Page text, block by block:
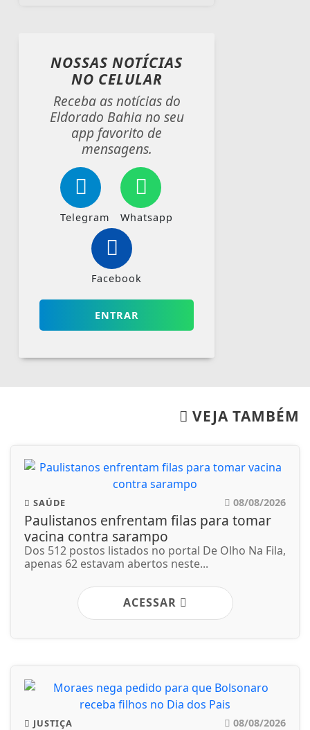
NOSSAS NOTÍCIAS
NO CELULAR
Receba as notícias do
Eldorado Bahia no seu
app favorito de
mensagens.
Telegram Whatsapp
Facebook
ENTRAR
VEJA TAMBÉM
SAÚDE 08/08/2026
Paulistanos enfrentam filas para tomar
vacina contra sarampo
Dos 512 postos listados no portal De Olho Na Fila,
apenas 62 estavam abertos neste...
ACESSAR
JUSTIÇA 08/08/2026